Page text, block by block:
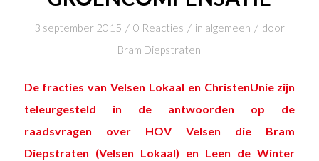
3 september 2015 / 0 Reacties / in algemeen / door
Bram Diepstraten
De fracties van Velsen Lokaal en ChristenUnie zijn
teleurgesteld in de antwoorden op de
raadsvragen over HOV Velsen die Bram
Diepstraten (Velsen Lokaal) en Leen de Winter